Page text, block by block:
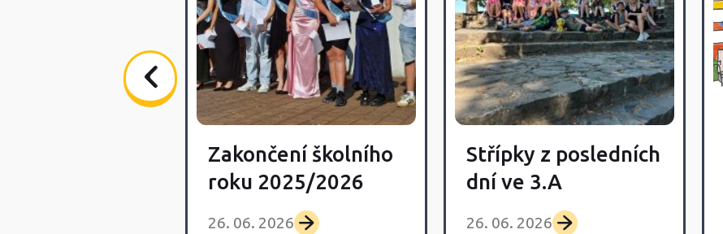
Zakončení školního
roku 2025/2026
26. 06. 2026
Střípky z posledních
dní ve 3.A
26. 06. 2026